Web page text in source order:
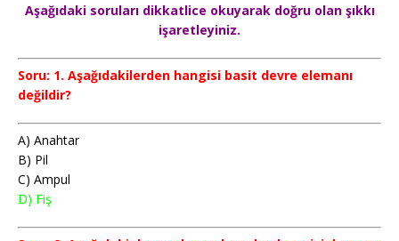
Aşağıdaki soruları dikkatlice okuyarak doğru olan şıkkı
işaretleyiniz.
Soru: 1. Aşağıdakilerden hangisi basit devre elemanı
değildir?
A) Anahtar
B) Pil
C) Ampul
D) Fiş